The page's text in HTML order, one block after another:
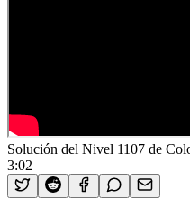
Solución del Nivel 1107 de
3:02